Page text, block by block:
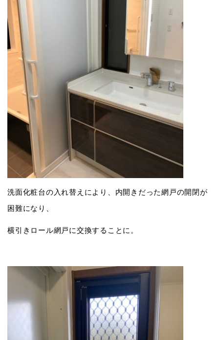
洗面化粧台の入れ替えにより、内開きだった網戸の開閉が
困難になり、
横引きロール網戸に交換することに。